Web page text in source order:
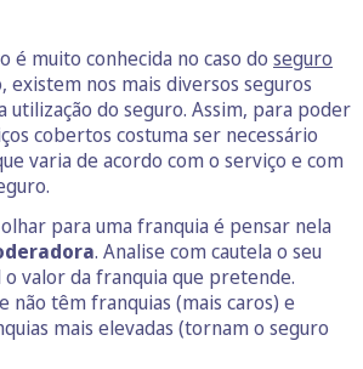
é muito conhecida no caso do seguro
existem nos mais diversos seguros
utilização do seguro. Assim, para poder
cobertos costuma ser necessário
varia de acordo com o serviço e com
para uma franquia é pensar nela
. Analise com cautela o seu
valor da franquia que pretende.
não têm franquias (mais caros) e
mais elevadas (tornam o seguro